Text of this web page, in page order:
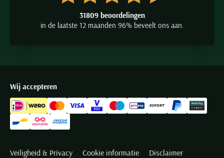
31809 beoordelingen
in de laatste 12 maanden 96% beveelt ons aan.
Wij accepteren
Veiligheid & Privacy Cookie informatie
Disclaimer